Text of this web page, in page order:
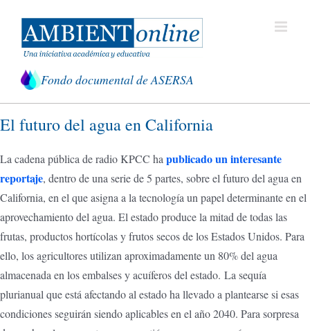
contenido
Fondo documental de ASERSA
El futuro del agua en California
La cadena pública de radio KPCC ha publicado un interesante
reportaje, dentro de una serie de 5 partes, sobre el futuro del agua en
California, en el que asigna a la tecnología un papel determinante en el
aprovechamiento del agua. El estado produce la mitad de todas las
frutas, productos hortícolas y frutos secos de los Estados Unidos. Para
ello, los agricultores utilizan aproximadamente un 80% del agua
almacenada en los embalses y acuíferos del estado. La sequía
plurianual que está afectando al estado ha llevado a plantearse si esas
condiciones seguirán siendo aplicables en el año 2040. Para sorpresa